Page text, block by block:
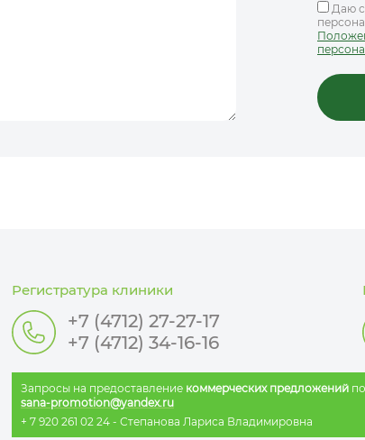
Даю
Регистратура клиники
+7 (4712) 27-27-17
+7 (4712) 34-16-16
Запросы на предоставление коммерческих предложений
sana-promotion@yandex.ru
+ 7 920 261 02 24 - Степанова Лариса Владимировна